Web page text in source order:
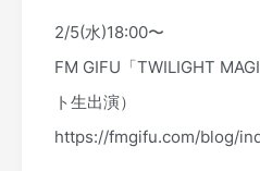
2/5(水)18:00〜
FM GIFU「TWILIGHT
ト生出演）
https://fmgifu.com/blog/